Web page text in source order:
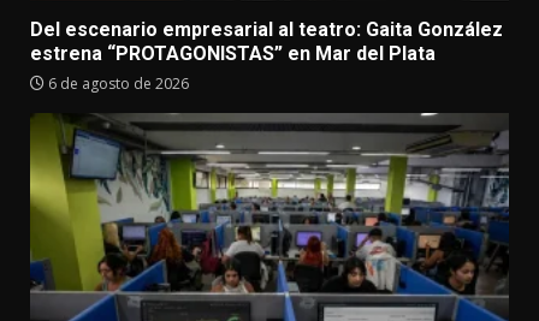
Del escenario empresarial al teatro: Gaita González
estrena “PROTAGONISTAS” en Mar del Plata
6 de agosto de 2026